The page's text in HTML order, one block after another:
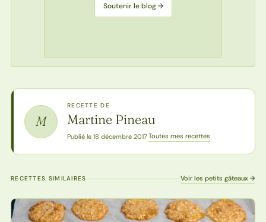
Soutenir le blog →
M
RECETTE DE
Martine Pineau
Publié le 18 décembre 2017·Toutes mes recettes
RECETTES SIMILAIRES Voir les petits gâteaux →